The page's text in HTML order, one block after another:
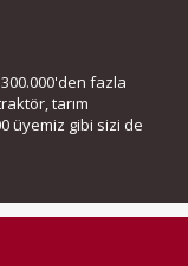
fazla
tarım
üyemiz gibi sizi de